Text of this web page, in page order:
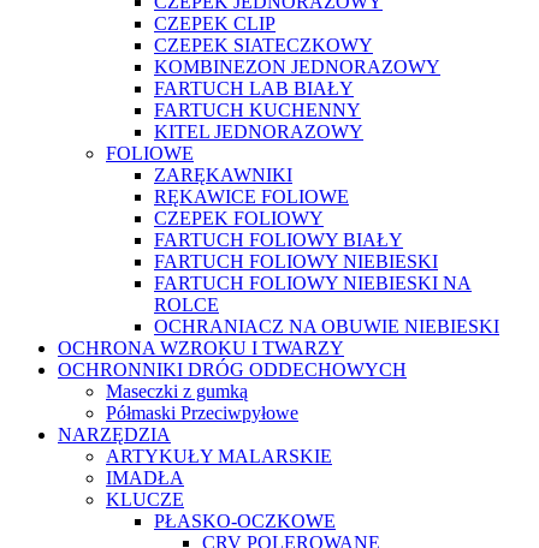
CZEPEK CLIP
CZEPEK SIATECZKOWY
KOMBINEZON JEDNORAZOWY
FARTUCH LAB BIAŁY
FARTUCH KUCHENNY
KITEL JEDNORAZOWY
FOLIOWE
ZARĘKAWNIKI
RĘKAWICE FOLIOWE
CZEPEK FOLIOWY
FARTUCH FOLIOWY BIAŁY
FARTUCH FOLIOWY NIEBIESKI
FARTUCH FOLIOWY NIEBIESKI NA
ROLCE
OCHRANIACZ NA OBUWIE NIEBIESKI
OCHRONA WZROKU I TWARZY
OCHRONNIKI DRÓG ODDECHOWYCH
Maseczki z gumką
Półmaski Przeciwpyłowe
NARZĘDZIA
ARTYKUŁY MALARSKIE
IMADŁA
KLUCZE
PŁASKO-OCZKOWE
CRV POLEROWANE